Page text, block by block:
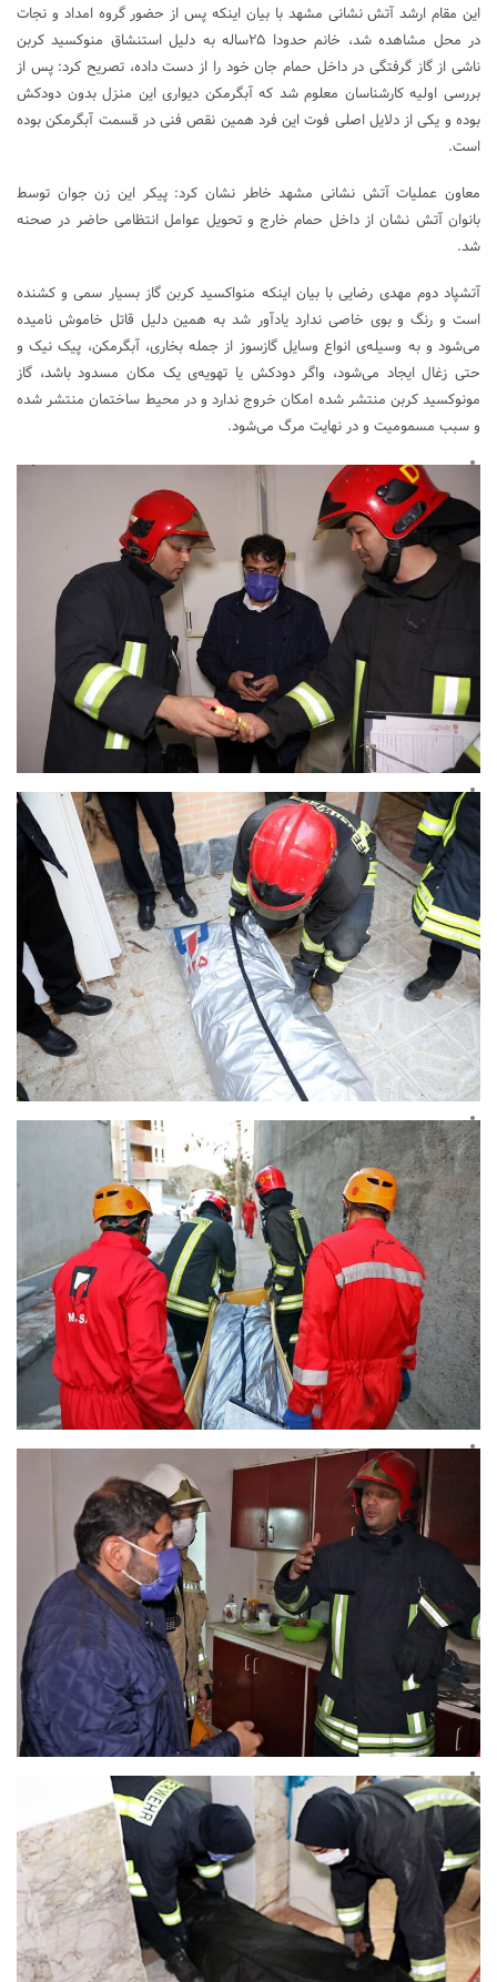
این مقام ارشد آتش نشانی مشهد با بیان اینکه پس از حضور گروه امداد و نجات
در محل مشاهده شد، خانم حدودا ۲۵ساله به دلیل استنشاق منوکسید کربن
ناشی از گاز گرفتگی در داخل حمام جان خود را از دست داده، تصریح کرد: پس از
بررسی اولیه کارشناسان معلوم شد که آبگرمکن دیواری این منزل بدون دودکش
بوده و یکی از دلایل اصلی فوت این فرد همین نقص فنی در قسمت آبگرمکن بوده
است.
معاون عملیات آتش نشانی مشهد خاطر نشان کرد: پیکر این زن جوان توسط
بانوان آتش نشان از داخل حمام خارج و تحویل عوامل انتظامی حاضر در صحنه
شد.
آتشپاد دوم مهدی رضایی با بیان اینکه منواکسید کربن گاز بسیار سمی و کشنده
است و رنگ و بوی خاصی ندارد یادآور شد به همین دلیل قاتل خاموش نامیده
می‌شود و به وسیله‌ی انواع وسایل گازسوز از جمله بخاری، آبگرمکن، پیک نیک و
حتی زغال ایجاد می‌شود، واگر دودکش یا تهویه‌ی یک مکان مسدود باشد، گاز
مونوکسید کربن منتشر شده امکان خروج ندارد و در محیط ساختمان منتشر شده
و سبب مسمومیت و در نهایت مرگ می‌شود.